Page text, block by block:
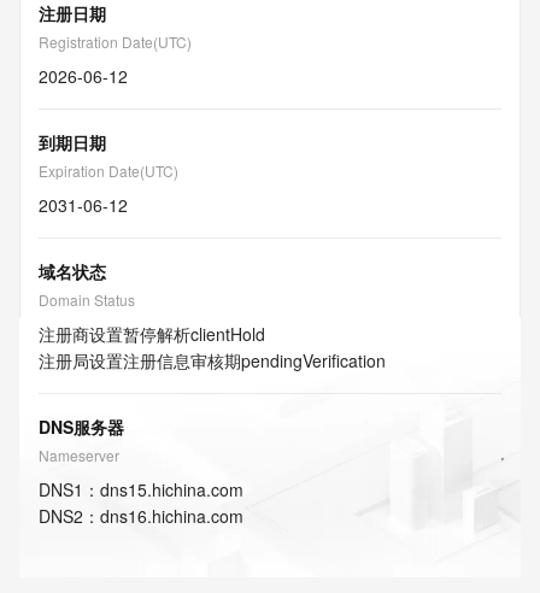
注册日期
Registration Date(UTC)
2026-06-12
到期日期
Expiration Date(UTC)
2031-06-12
域名状态
Domain Status
注册商设置暂停解析clientHold
注册局设置注册信息审核期pendingVerification
DNS服务器
Nameserver
DNS1 ： dns15.hichina.com
DNS2 ： dns16.hichina.com